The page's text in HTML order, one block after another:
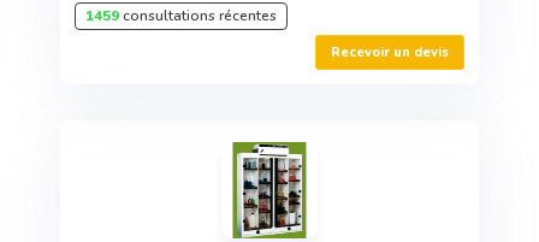
1459consultations récentes
Recevoir un devis